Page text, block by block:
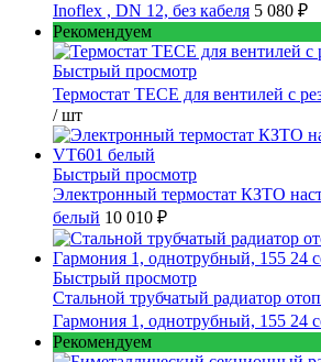
Inoflex , DN 12, без кабеля 5 080 ₽
Рекомендуем
Быстрый просмотр
Термостат TECE для вентилей с
/ шт
Быстрый просмотр
Электронный термостат КЗТО
белый 10 010 ₽
Быстрый просмотр
Стальной трубчатый радиатор
Гармония 1, однотрубный, 155 24
Рекомендуем